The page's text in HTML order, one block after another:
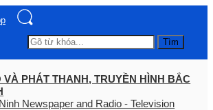
Tìm
VÀ PHÁT THANH, TRUYỀN HÌNH BẮC
Newspaper and Radio - Television